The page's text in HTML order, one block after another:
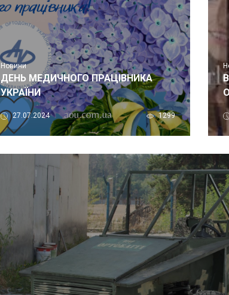
Новини
ДЕНЬ МЕДИЧНОГО ПРАЦІВНИКА
УКРАЇНИ
27.07.2024 1299